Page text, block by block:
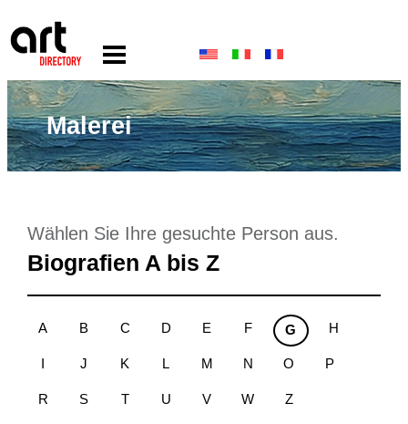
Malerei
Wählen Sie Ihre gesuchte Person aus.
Biografien A bis Z
A B C D E F G H
I J K L M N O P
R S T U V W Z